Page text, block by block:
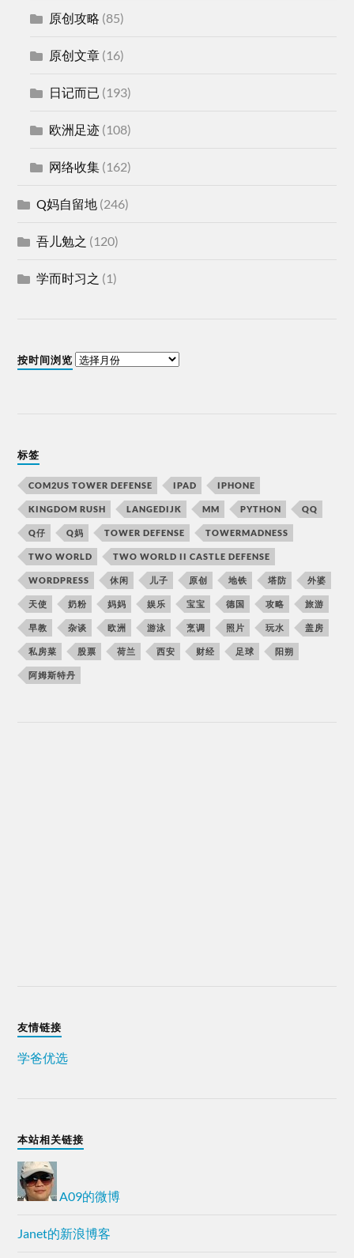
原创攻略 (85)
原创文章 (16)
日记而已 (193)
欧洲足迹 (108)
网络收集 (162)
Q妈自留地 (246)
吾儿勉之 (120)
学而时习之 (1)
按时间浏览
标签
COM2US TOWER DEFENSE IPAD IPHONE
KINGDOM RUSH LANGEDIJK MM PYTHON QQ
Q仔 Q妈 TOWER DEFENSE TOWERMADNESS
TWO WORLD TWO WORLD II CASTLE DEFENSE
WORDPRESS 休闲 儿子 原创 地铁 塔防 外婆
天使 奶粉 妈妈 娱乐 宝宝 德国 攻略 旅游
早教 杂谈 欧洲 游泳 烹调 照片 玩水 盖房
私房菜 股票 荷兰 西安 财经 足球 阳朔
阿姆斯特丹
友情链接
学爸优选
本站相关链接
A09的微博
Janet的新浪博客